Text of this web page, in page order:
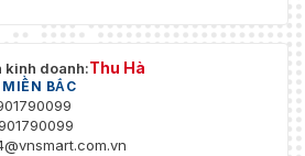
kinh doanh:Thu Hà
BẮC